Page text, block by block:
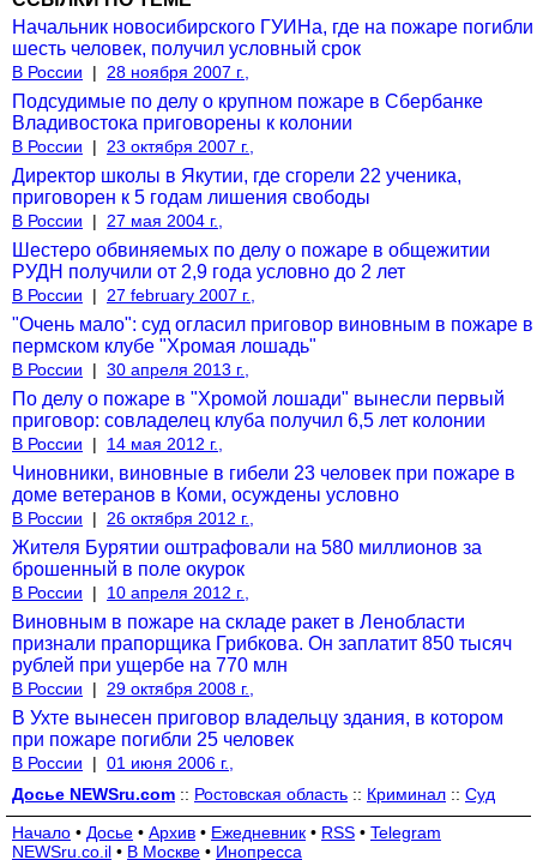
Начальник новосибирского ГУИНа, где на пожаре погибли
шесть человек, получил условный срок
В России | 28 ноября 2007 г.,
Подсудимые по делу о крупном пожаре в Сбербанке
Владивостока приговорены к колонии
В России | 23 октября 2007 г.,
Директор школы в Якутии, где сгорели 22 ученика,
приговорен к 5 годам лишения свободы
В России | 27 мая 2004 г.,
Шестеро обвиняемых по делу о пожаре в общежитии
РУДН получили от 2,9 года условно до 2 лет
В России | 27 february 2007 г.,
"Очень мало": суд огласил приговор виновным в пожаре в
пермском клубе "Хромая лошадь"
В России | 30 апреля 2013 г.,
По делу о пожаре в "Хромой лошади" вынесли первый
приговор: совладелец клуба получил 6,5 лет колонии
В России | 14 мая 2012 г.,
Чиновники, виновные в гибели 23 человек при пожаре в
доме ветеранов в Коми, осуждены условно
В России | 26 октября 2012 г.,
Жителя Бурятии оштрафовали на 580 миллионов за
брошенный в поле окурок
В России | 10 апреля 2012 г.,
Виновным в пожаре на складе ракет в Ленобласти
признали прапорщика Грибкова. Он заплатит 850 тысяч
рублей при ущербе на 770 млн
В России | 29 октября 2008 г.,
В Ухте вынесен приговор владельцу здания, в котором
при пожаре погибли 25 человек
В России | 01 июня 2006 г.,
Досье NEWSru.com :: Ростовская область :: Криминал :: Суд
Начало • Досье • Архив • Ежедневник • RSS • Telegram
NEWSru.co.il • В Москве • Инопресса